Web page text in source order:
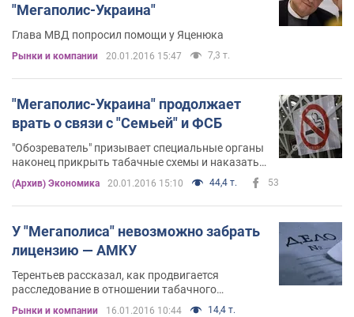
"Мегаполис-Украина"
Глава МВД попросил помощи у Яценюка
Рынки и компании 20.01.2016 15:47 7,3 т.
"Мегаполис-Украина" продолжает
врать о связи с "Семьей" и ФСБ
"Обозреватель" призывает специальные органы
наконец прикрыть табачные схемы и наказать
(Архив) Экономика 20.01.2016 15:10 44,4 т. 53
У "Мегаполиса" невозможно забрать
лицензию — АМКУ
Терентьев рассказал, как продвигается
расследование в отношении табачного
Рынки и компании 16.01.2016 10:44 14,4 т.